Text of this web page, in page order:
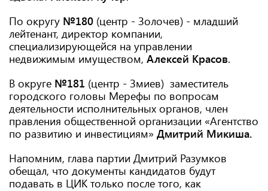
По округу №180 (центр - Золочев) - младший
лейтенант, директор компании,
специализирующейся на управлении
недвижимым имуществом, Алексей Красов.
В округе №181 (центр - Змиев) заместитель
городского головы Мерефы по вопросам
деятельности исполнительных органов, член
правления общественной организации «Агентство
по развитию и инвестициям» Дмитрий Микиша.
Напомним, глава партии Дмитрий Разумков
обещал, что документы кандидатов будут
подавать в ЦИК только после того, как